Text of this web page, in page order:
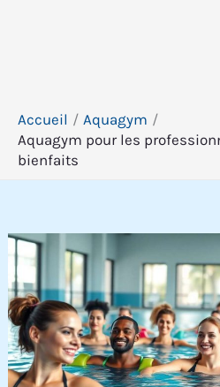
Accueil
Aquagym
Aquagym pour les
bienfaits